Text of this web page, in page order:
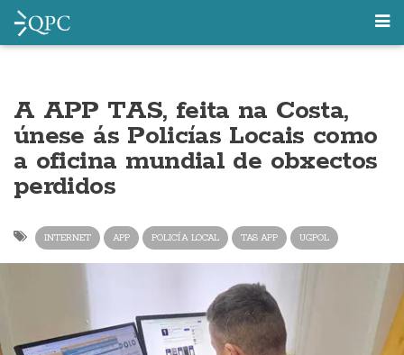
A APP TAS, feita na Costa,
únese ás Policías Locais como
a oficina mundial de obxectos
perdidos
INTERNET APP POLICÍA LOCAL TAS APP UGPOL